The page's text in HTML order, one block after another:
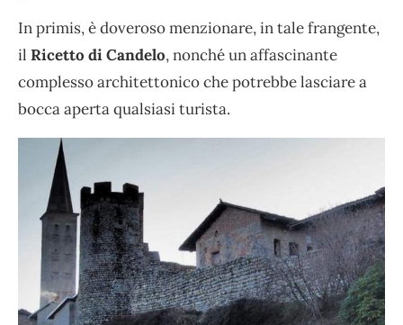
In primis, è doveroso menzionare, in tale frangente,
il Ricetto di Candelo, nonché un affascinante
complesso architettonico che potrebbe lasciare a
bocca aperta qualsiasi turista.